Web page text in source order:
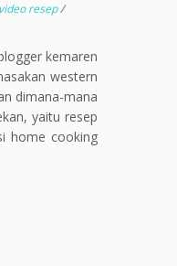
video resep/
kemaren
western
dimana-mana
yaitu resep
home cooking